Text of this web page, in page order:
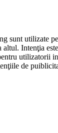
sunt utilizate
Intenţia
utilizatorii
de